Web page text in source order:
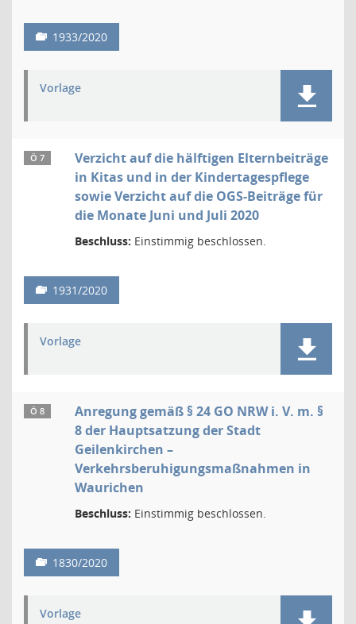
1933/2020
Vorlage
Ö 7
Verzicht auf die hälftigen Elternbeiträge
in Kitas und in der Kindertagespflege
sowie Verzicht auf die OGS-Beiträge für
die Monate Juni und Juli 2020
Beschluss: Einstimmig beschlossen.
1931/2020
Vorlage
Ö 8
Anregung gemäß § 24 GO NRW i. V. m. §
8 der Hauptsatzung der Stadt
Geilenkirchen –
Verkehrsberuhigungsmaßnahmen in
Waurichen
Beschluss: Einstimmig beschlossen.
1830/2020
Vorlage